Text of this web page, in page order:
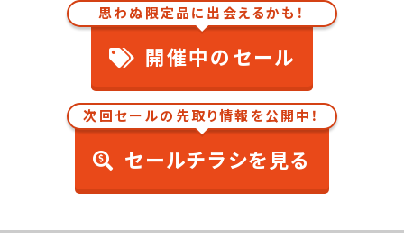
思わぬ限定品に出会えるかも！
開催中のセール
次回セールの先取り情報を公開中！
セールチラシを見る